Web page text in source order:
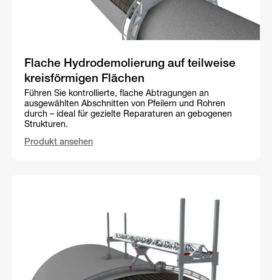
Flache Hydrodemolierung auf teilweise
kreisförmigen Flächen
Führen Sie kontrollierte, flache Abtragungen an
ausgewählten Abschnitten von Pfeilern und Rohren
durch – ideal für gezielte Reparaturen an gebogenen
Strukturen.
Produkt ansehen